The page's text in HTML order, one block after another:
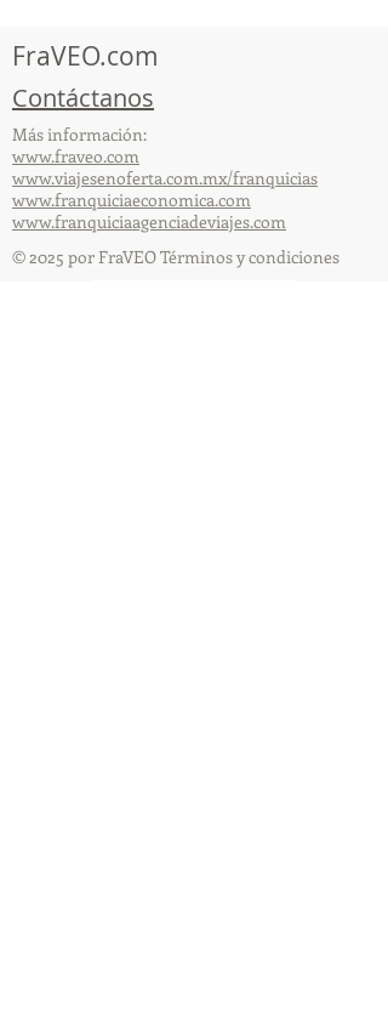
FraVEO.com
Contáctanos
Más información:
www.fraveo.com
www.viajesenoferta.com.mx/franquicias
www.franquiciaeconomica.com
www.franquiciaagenciadeviajes.com
© 2025 por FraVEO Términos y condiciones